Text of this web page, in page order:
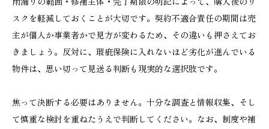
スクを軽減しておくことが大切です。契約不適合責任の期間は売
主が個人か事業者かで見方が変わるため、その違いも押さえてお
きましょう。反対に、瑕疵保険に入れないほど劣化が進んでいる
物件は、思い切って見送る判断も現実的な選択肢です。
焦って決断する必要はありません。十分な調査と情報収集、そし
て慎重な検討を重ねたうえで判断してください。なお、制度や補